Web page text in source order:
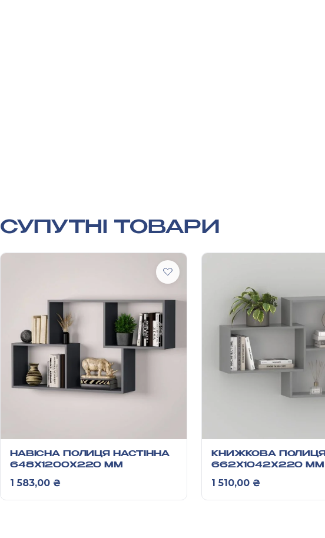
СУПУТНІ ТОВАРИ
НАВІСНА ПОЛИЦЯ НАСТІННА
648Х1200Х220 ММ
1 583,00 ₴
КНИЖКОВА ПОЛИЦЯ
662Х1042Х220 ММ
1 510,00 ₴